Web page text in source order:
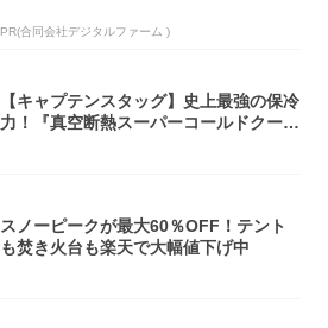
PR(合同会社デジタルファーム )
【キャプテンスタッグ】史上最強の保冷
力！『真空断熱スーパーコールドクーラ
スノーピークが最大60％OFF！テント
も焚き火台も楽天で大幅値下げ中